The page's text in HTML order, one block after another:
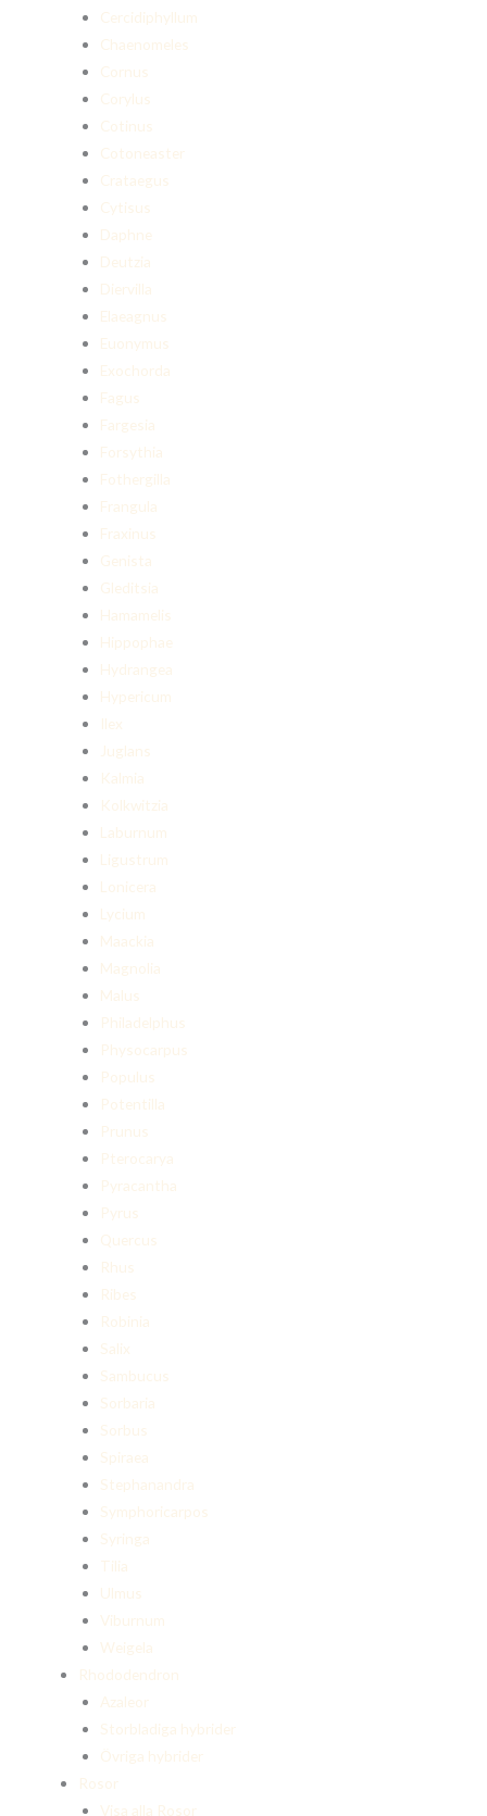
Cercidiphyllum
Chaenomeles
Cornus
Corylus
Cotinus
Cotoneaster
Crataegus
Cytisus
Daphne
Deutzia
Diervilla
Elaeagnus
Euonymus
Exochorda
Fagus
Fargesia
Forsythia
Fothergilla
Frangula
Fraxinus
Genista
Gleditsia
Hamamelis
Hippophae
Hydrangea
Hypericum
Ilex
Juglans
Kalmia
Kolkwitzia
Laburnum
Ligustrum
Lonicera
Lycium
Maackia
Magnolia
Malus
Philadelphus
Physocarpus
Populus
Potentilla
Prunus
Pterocarya
Pyracantha
Pyrus
Quercus
Rhus
Ribes
Robinia
Salix
Sambucus
Sorbaria
Sorbus
Spiraea
Stephanandra
Symphoricarpos
Syringa
Tilia
Ulmus
Viburnum
Weigela
Rhododendron
Azaleor
Storbladiga hybrider
Övriga hybrider
Rosor
Visa alla Rosor